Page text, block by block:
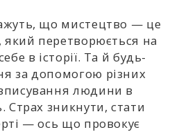
що мистецтво — це
який перетворюється на
в історії. Та й будь-
за допомогою різних
людини в
Страх зникнути, стати
— ось що провокує